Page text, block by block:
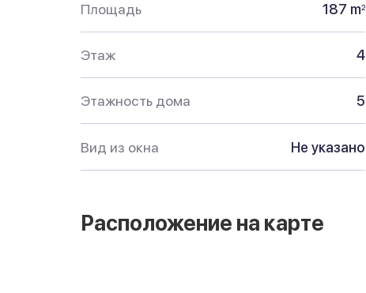
Площадь 187 m2
Этаж 4
Этажность дома 5
Вид из окна Не указано
Расположение на карте